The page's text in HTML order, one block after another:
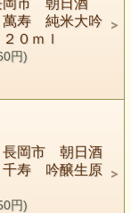
岡市 朝日酒
寿 純米大吟
０ｍｌ
円)
岡市 朝日酒
寿 吟醸生原
円)